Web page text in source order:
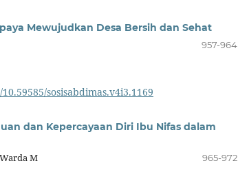
Mewujudkan Desa Bersih dan Sehat
957-964
sosisabdimas.v4i3.1169
dan Kepercayaan Diri Ibu Nifas dalam
M
965-972